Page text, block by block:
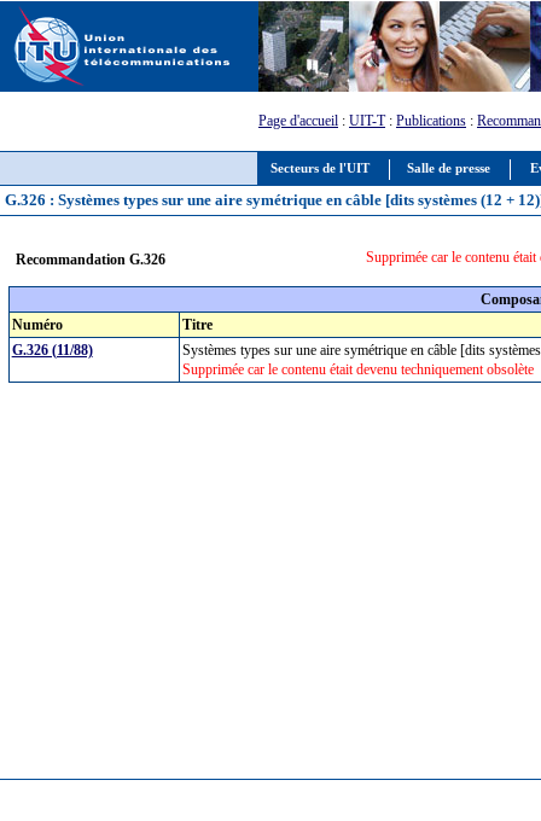
Secteurs de l'UIT Salle de presse
Page d'accueil : UIT-T: Publications :
G.326 : Systèmes types sur une aire symétrique en câble [dits systèmes (12 +
Recommandation G.326 Supprimée car le contenu
Numéro
Titre
G.326 (11/88)
Systèmes types sur une aire symétrique en câble [dits
Supprimée car le contenu était devenu techniquement obsolète